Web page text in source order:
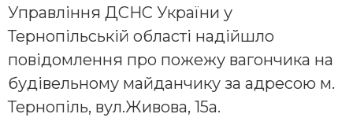
Управління ДСНС України у
Тернопільській області надійшло
повідомлення про пожежу вагончика на
будівельному майданчику за адресою м.
Тернопіль, вул.Живова, 15а.